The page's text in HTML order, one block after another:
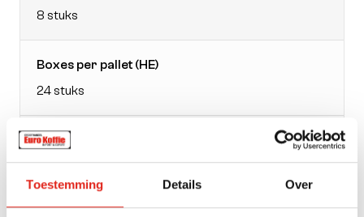
Toestemming Details Over
8 stuks
Boxes per pallet (HE)
24 stuks
EAN doos
4008167154693